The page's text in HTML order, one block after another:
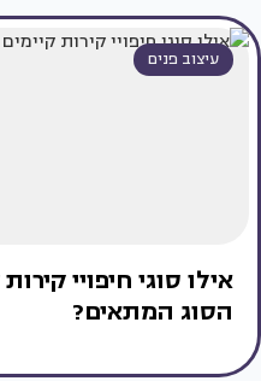
עיצוב פנים
אילו סוגי חיפויי
הסוג המתאים?